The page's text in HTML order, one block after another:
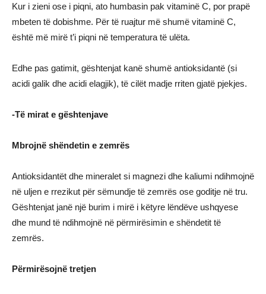
Kur i zieni ose i piqni, ato humbasin pak vitaminë C, por prapë
mbeten të dobishme. Për të ruajtur më shumë vitaminë C,
është më mirë t’i piqni në temperatura të ulëta.
Edhe pas gatimit, gështenjat kanë shumë antioksidantë (si
acidi galik dhe acidi elagjik), të cilët madje rriten gjatë pjekjes.
-Të mirat e gështenjave
Mbrojnë shëndetin e zemrës
Antioksidantët dhe mineralet si magnezi dhe kaliumi ndihmojnë
në uljen e rrezikut për sëmundje të zemrës ose goditje në tru.
Gështenjat janë një burim i mirë i këtyre lëndëve ushqyese
dhe mund të ndihmojnë në përmirësimin e shëndetit të
zemrës.
Përmirësojnë tretjen